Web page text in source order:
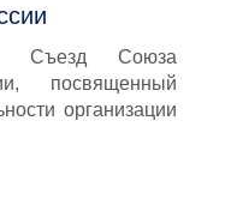
Съезд Союза
посвященный
организации